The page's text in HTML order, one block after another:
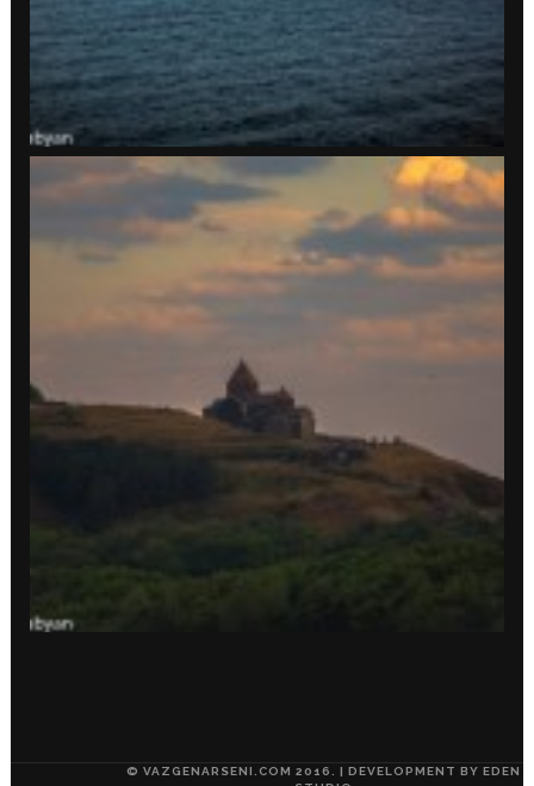
© VAZGENARSENI.COM 2016. | DEVELOPMENT BY EDEN